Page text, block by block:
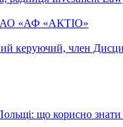
АО «АФ «АКТІО»
керуючий, член
що корисно